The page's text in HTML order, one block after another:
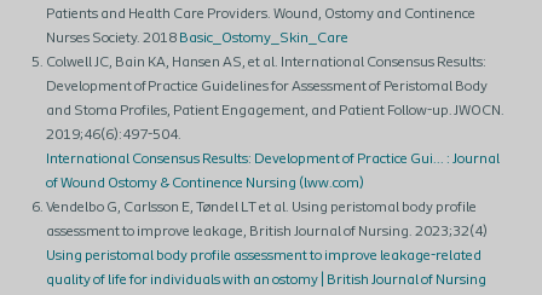
Patients and Health Care Providers. Wound, Ostomy and Continence
Nurses Society. 2018 Basic_Ostomy_Skin_Care
Colwell JC, Bain KA, Hansen AS, et al. International Consensus Results:
Development of Practice Guidelines for Assessment of Peristomal Body
and Stoma Profiles, Patient Engagement, and Patient Follow-up. JWOCN.
2019;46(6):497-504.​
International Consensus Results: Development of Practice Gui... : Journal
of Wound Ostomy & Continence Nursing (lww.com)​
Vendelbo G, Carlsson E, Tøndel LT et al. Using peristomal body profile
assessment to improve leakage, British Journal of Nursing. 2023;32(4)
Using peristomal body profile assessment to improve leakage-related
quality of life for individuals with an ostomy | British Journal of Nursing